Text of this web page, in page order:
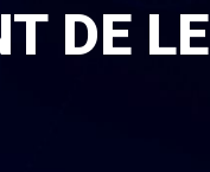
DE LE